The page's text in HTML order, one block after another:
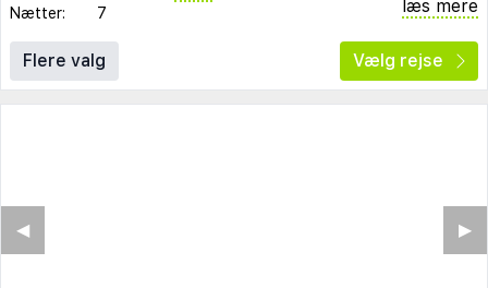
Nætter:
7 læs mere
Flere valg Vælg rejse
▶︎
◀︎